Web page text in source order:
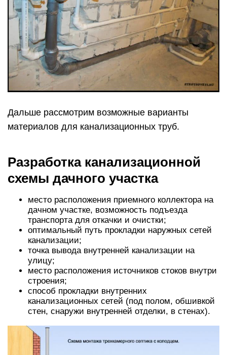
Дальше рассмотрим возможные варианты
материалов для канализационных труб.
Разработка канализационной
схемы дачного участка
место расположения приемного коллектора на
дачном участке, возможность подъезда
транспорта для откачки и очистки;
оптимальный путь прокладки наружных сетей
канализации;
точка вывода внутренней канализации на
улицу;
место расположения источников стоков внутри
строения;
способ прокладки внутренних
канализационных сетей (под полом, обшивкой
стен, снаружи внутренней отделки, в стенах).